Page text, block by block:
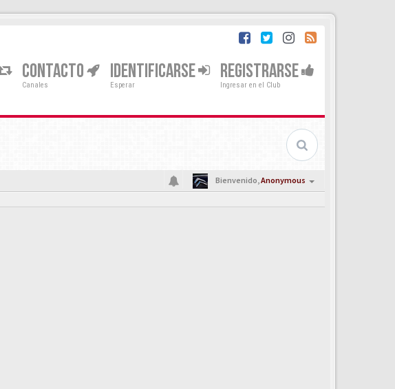
CONTACTO
Canales
IDENTIFICARSE
Esperar
REGISTRARSE
Ingresar en el Club
Bienvenido,Anonymous